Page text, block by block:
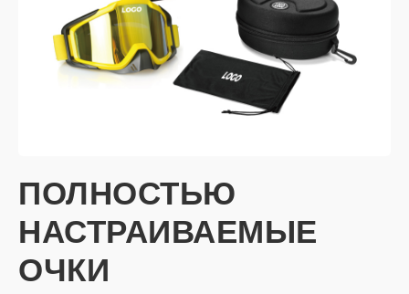
ПОЛНОСТЬЮ
НАСТРАИВАЕМЫЕ
ОЧКИ